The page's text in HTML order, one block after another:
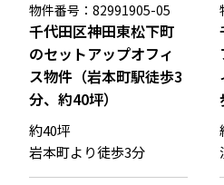
物件番号：82991905-05
千代田区神田東松下町
のセットアップオフィ
ス物件（岩本町駅徒歩3
分、約40坪）
約40坪
岩本町より徒歩3分